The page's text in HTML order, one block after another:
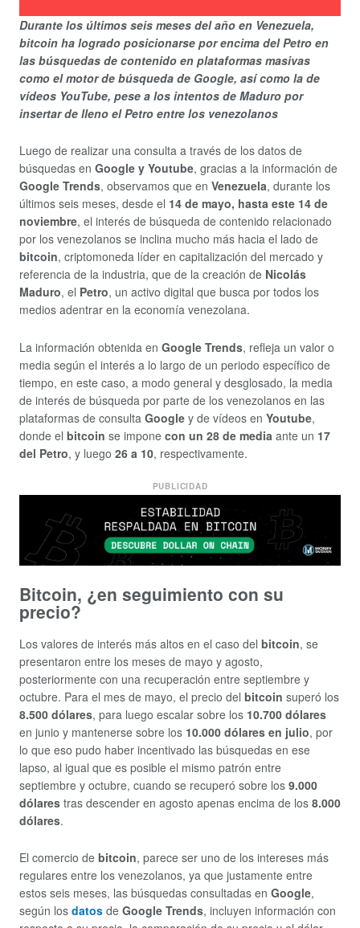
Durante los últimos seis meses del año en Venezuela,
bitcoin ha logrado posicionarse por encima del Petro en
las búsquedas de contenido en plataformas masivas
como el motor de búsqueda de Google, así como la de
vídeos YouTube, pese a los intentos de Maduro por
insertar de lleno el Petro entre los venezolanos
Luego de realizar una consulta a través de los datos de
búsquedas en Google y Youtube, gracias a la información de
Google Trends, observamos que en Venezuela, durante los
últimos seis meses, desde el 14 de mayo, hasta este 14 de
noviembre, el interés de búsqueda de contenido relacionado
por los venezolanos se inclina mucho más hacia el lado de
bitcoin, criptomoneda líder en capitalización del mercado y
referencia de la industria, que de la creación de Nicolás
Maduro, el Petro, un activo digital que busca por todos los
medios adentrar en la economía venezolana.
La información obtenida en Google Trends, refleja un valor o
media según el interés a lo largo de un periodo específico de
tiempo, en este caso, a modo general y desglosado, la media
de interés de búsqueda por parte de los venezolanos en las
plataformas de consulta Google y de vídeos en Youtube,
donde el bitcoin se impone con un 28 de media ante un 17
del Petro, y luego 26 a 10, respectivamente.
PUBLICIDAD
Bitcoin, ¿en seguimiento con su
precio?
Los valores de interés más altos en el caso del bitcoin, se
presentaron entre los meses de mayo y agosto,
posteriormente con una recuperación entre septiembre y
octubre. Para el mes de mayo, el precio del bitcoin superó los
8.500 dólares, para luego escalar sobre los 10.700 dólares
en junio y mantenerse sobre los 10.000 dólares en julio, por
lo que eso pudo haber incentivado las búsquedas en ese
lapso, al igual que es posible el mismo patrón entre
septiembre y octubre, cuando se recuperó sobre los 9.000
dólares tras descender en agosto apenas encima de los 8.000
dólares.
El comercio de bitcoin, parece ser uno de los intereses más
regulares entre los venezolanos, ya que justamente entre
estos seis meses, las búsquedas consultadas en Google,
según los datos de Google Trends, incluyen información con